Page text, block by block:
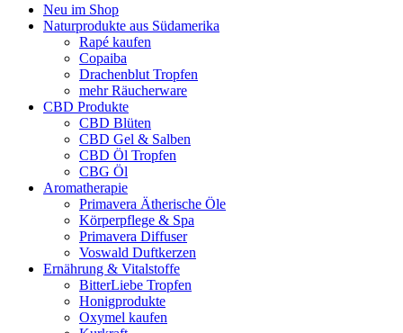
Neu im Shop
Naturprodukte aus Südamerika
Rapé kaufen
Copaiba
Drachenblut Tropfen
mehr Räucherware
CBD Produkte
CBD Blüten
CBD Gel & Salben
CBD Öl Tropfen
CBG Öl
Aromatherapie
Primavera Ätherische Öle
Körperpflege & Spa
Primavera Diffuser
Voswald Duftkerzen
Ernährung & Vitalstoffe
BitterLiebe Tropfen
Honigprodukte
Oxymel kaufen